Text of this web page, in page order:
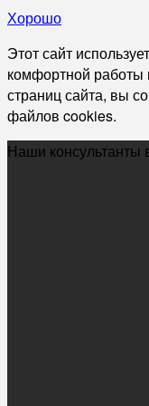
Хорошо
Этот сайт
комфортной работы
страниц сайта, вы
файлов cookies.
Наши консультанты